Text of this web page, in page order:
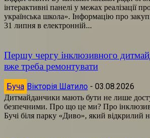
інтерактивні панелі у межах реалізації
українська школа». Інформацію про
31 липня в електронній...
Першу чергу інклюзивного
вже треба ремонтувати
Буча Вікторія Шатило - 03.08.2026
Дитмайданчики мають бути не лише
безпечними. Про що це ми? Про
Бучі біля парку «Диво», який відкрилий